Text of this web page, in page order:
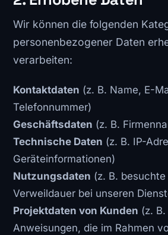
Wir können die folgenden
personenbezogener Daten
verarbeiten:
Kontaktdaten (z. B. Name, E-
Telefonnummer)
Geschäftsdaten (z. B.
Technische Daten (z. B. IP-
Geräteinformationen)
Nutzungsdaten (z. B. besuchte
Verweildauer bei unseren
Projektdaten von Kunden (z.
Anweisungen, die im Rahmen